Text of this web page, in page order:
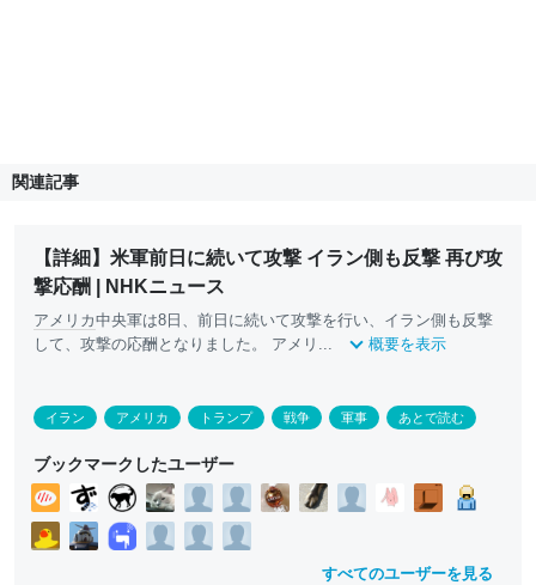
関連記事
【詳細】米軍前日に続いて攻撃 イラン側も反撃 再び攻
撃応酬 | NHKニュース
アメリカ中央軍は8日、前日に続いて攻撃を行い、イラン側も反撃
して、攻撃の応酬となりました。 アメリ...
概要を表示
イラン アメリカ トランプ 戦争 軍事 あとで読む
ブックマークしたユーザー
すべてのユーザーを見る